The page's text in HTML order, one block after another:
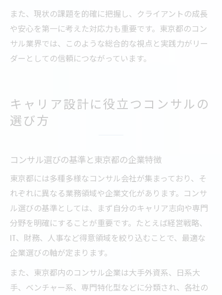
また、現状の課題を的確に把握し、クライアントの成長
や安心を第一に考えた対応力も重要です。東京都のコン
サル業界では、このような総合的な視点と実践力がリー
ダーとしての信頼につながっています。
キャリア設計に役立つコンサルの
選び方
コンサル選びの基準と東京都の企業特徴
東京都には多種多様なコンサル会社が集まっており、そ
れぞれに異なる業務領域や企業文化があります。コンサ
ル選びの基準としては、まず自分のキャリア志向や専門
分野を明確にすることが重要です。たとえば経営戦略、
IT、財務、人事など得意領域を絞り込むことで、最適な
企業選びの軸が定まります。
また、東京都内のコンサル企業は大手外資系、日系大
手、ベンチャー系、専門特化型などに分類され、各社の